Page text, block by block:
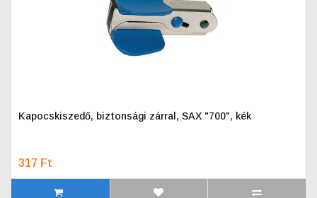
Kapocskiszedő, biztonsági zárral, SAX "700", kék
317 Ft